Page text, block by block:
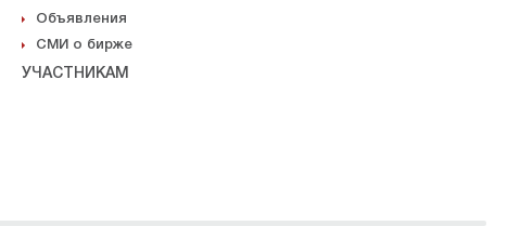
Объявления
СМИ о бирже
УЧАСТНИКАМ